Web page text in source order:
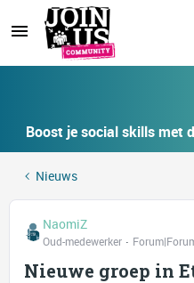
Boost je social skills met
Nieuws
NaomiZ
Oud-medewerker
Nieuwe groep in